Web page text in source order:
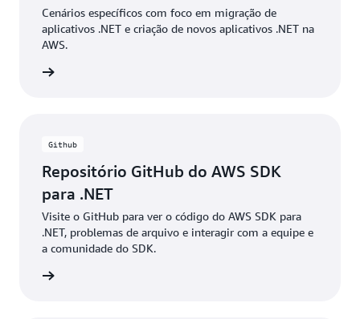
Cenários específicos com foco em migração de
aplicativos .NET e criação de novos aplicativos .NET na
AWS.
Github
Repositório GitHub do AWS SDK
para .NET
Visite o GitHub para ver o código do AWS SDK para
.NET, problemas de arquivo e interagir com a equipe e
a comunidade do SDK.